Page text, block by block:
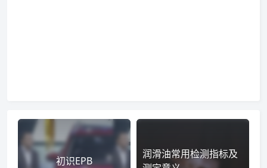
初识EPB
润滑油常用检测指标及